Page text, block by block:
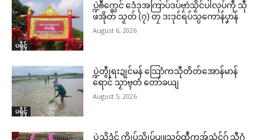
ပရိုၚ်
ပ္ဍဲၜဳက္လေင် ဒေံဒုအကြာပ်ဒပ်ဗၠာဲသၟိင်ပါလုပ်ကီု သီု
ဖအိုတ် သၟတ် (၇) တၠ ဒးဒုင်ရပ်သ္ပကောန်ပၞာန်
August 6, 2026
ပရိုၚ်
ပ္ဍဲတွဵုရးဍုင်မန် သြောံကသီုတိတ်အောန်မာန်
ရောင် သၟာဗ္ၚတံ တော်ခယျ
August 5, 2026
ပ္ဍဲသ္ၚိဒၟံင် က္ဍိုပ်သ္ကိုပ်ပျူသဝ်ထဳကအ်သံင်ဂှ် သီဂွံ